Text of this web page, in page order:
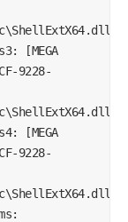
[MEGA
9228-
[MEGA
9228-